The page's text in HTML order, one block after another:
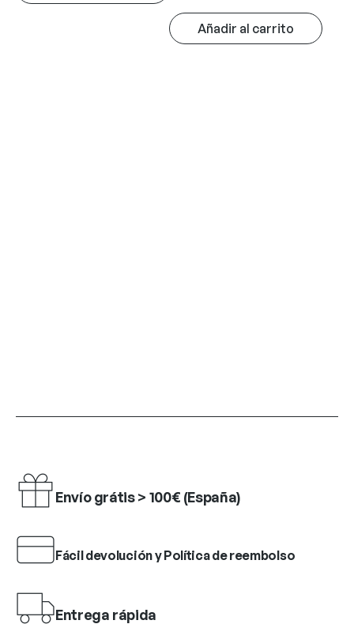
Añadir al carrito
Envío grátis > 100€ (España)
Fácil devolución y Política de reembolso
Entrega rápida